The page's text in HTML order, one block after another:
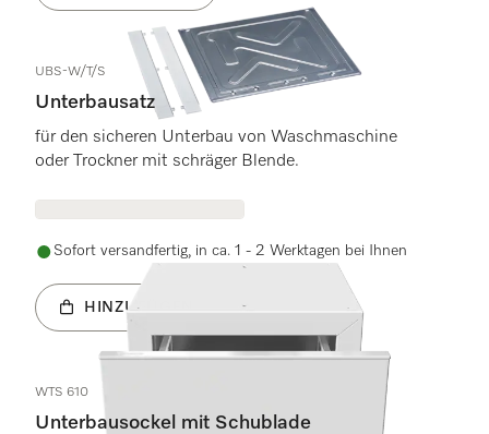
UBS-W/T/S
Unterbausatz
für den sicheren Unterbau von Waschmaschine
oder Trockner mit schräger Blende.
Sofort versandfertig, in ca. 1 - 2 Werktagen bei Ihnen
HINZUFÜGEN
WTS 610
Unterbausockel mit Schublade